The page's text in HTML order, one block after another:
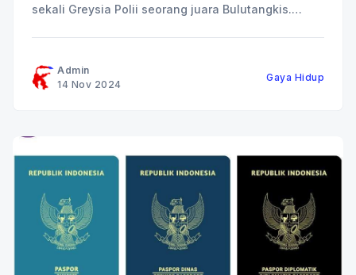
sekali Greysia Polii seorang juara Bulutangkis.
Minahasa ini adalah putri dari pasangan Willy Polii
dan Evie Pakasi. Ia mulai bergabung di
Admin
14 Nov 2024
Gaya Hidup